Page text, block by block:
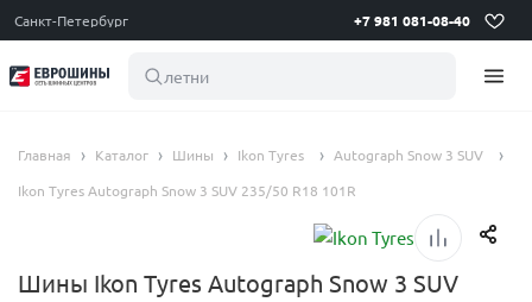
Санкт-Петербург +7 981 081-08-40
летние шины
Главная Каталог Шины Ikon Tyres
Autograph Snow 3 SUV
Ikon Tyres Autograph Snow 3 SUV 235/50 R18 101R
Шины Ikon Tyres Autograph Snow 3 SUV